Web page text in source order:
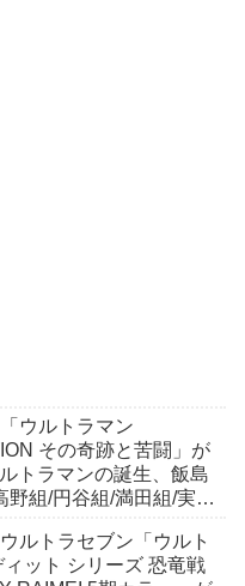
ウルトラマン
その奇跡と苦闘」が
トラマンの誕生、飯島
野組/円谷組/満田組/実相
ルトラセブン「ウルト
ット シリーズ 恐竜戦